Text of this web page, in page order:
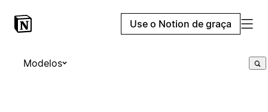
Use o Notion de graça
Modelos